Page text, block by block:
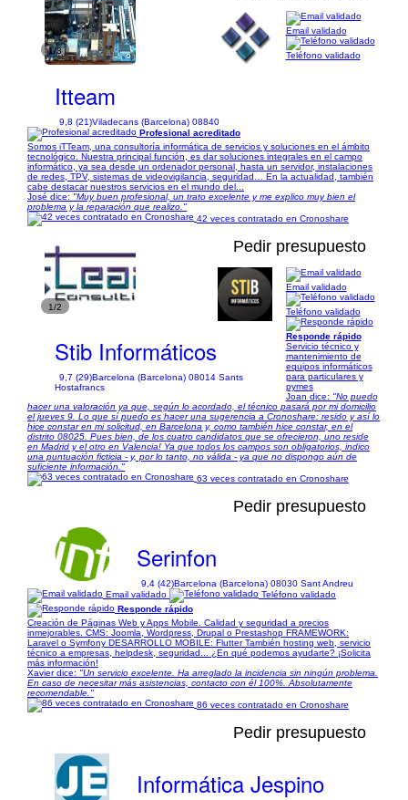
1/3
Itteam
9,8 (21)Viladecans (Barcelona) 08840
Email validado
Teléfono validado
Profesional acreditado
Somos iTTeam, una consultoría informática de servicios y soluciones en el ámbito
tecnológico. Nuestra principal función, es dar soluciones integrales en el campo
informático, ya sea desde un ordenador personal, hasta un servidor, instalaciones
de redes, TPV, sistemas de videovigilancia, seguridad… En la actualidad, también
cabe destacar nuestros servicios en el mundo del...
José dice: "Muy buen profesional, un trato excelente y me explico muy bien el
problema y la reparación que realizo."
42 veces contratado en Cronoshare
1/2
Pedir presupuesto
Stib Informáticos
9,7 (29)Barcelona (Barcelona) 08014 Sants
Hostafrancs
Email validado
Teléfono validado
Responde rápido
Servicio técnico y
mantenimiento de
equipos informáticos
para particulares y
pymes
Joan dice: "No puedo
hacer una valoración ya que, según lo acordado, el técnico pasará por mi domicilio
el jueves 9. Lo que sí puedo es hacer una sugerencia a Cronoshare: resido y así lo
hice constar en mi solicitud, en Barcelona y, como también hice constar, en el
distrito 08025. Pues bien, de los cuatro candidatos que se ofrecieron, uno reside
en Madrid y el otro en Valencia! Ya que todos los campos son obligatorios, indico
una puntuación ficticia - y, por lo tanto, no válida - ya que no dispongo aún de
suficiente información."
63 veces contratado en Cronoshare
Pedir presupuesto
Serinfon
9,4 (42)Barcelona (Barcelona) 08030 Sant Andreu
Email validado
Teléfono validado
Responde rápido
Creación de Páginas Web y Apps Mobile. Calidad y seguridad a precios
inmejorables. CMS: Joomla, Wordpress, Drupal o Prestashop FRAMEWORK:
Laravel o Symfony DESARROLLO MOBILE: Flutter También hosting web, servicio
técnico a empresas, helpdesk, seguridad... ¿En qué podemos ayudarte? ¡Solicita
más información!
Xavier dice: "Un servicio excelente. Ha arreglado la incidencia sin ningún problema.
En caso de necesitar más asistencias, contacto con él 100%. Absolutamente
recomendable."
86 veces contratado en Cronoshare
Pedir presupuesto
Informática Jespino